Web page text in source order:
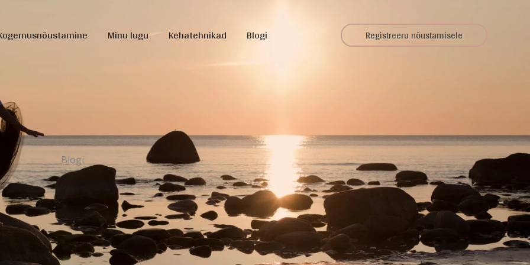
Minu lugu Kehatehnikad Blogi Registreeru nõustamisele
Blogi